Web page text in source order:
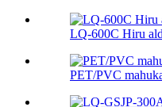
LQ-600C Hiru
PET/PVC